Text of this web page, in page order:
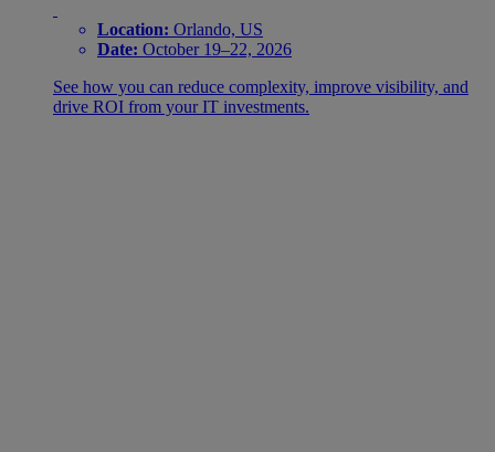
Location: Orlando, US
Date: October 19–22, 2026
See how you can reduce complexity, improve visibility, and
drive ROI from your IT investments.